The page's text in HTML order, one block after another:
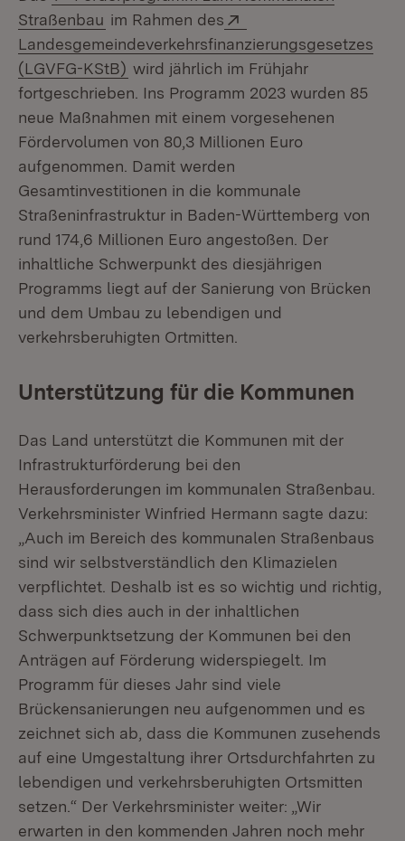
Straßenbau (Öffnet in neuem Fenster)
im Rahmen des
Landesgemeindeverkehrsfinanzierungsgesetzes
(LGVFG-KStB) (Öffnet in neuem Fenster)
wird jährlich im Frühjahr
fortgeschrieben. Ins Programm 2023 wurden 85
neue Maßnahmen mit einem vorgesehenen
Fördervolumen von 80,3 Millionen Euro
aufgenommen. Damit werden
Gesamtinvestitionen in die kommunale
Straßeninfrastruktur in Baden-Württemberg von
rund 174,6 Millionen Euro angestoßen. Der
inhaltliche Schwerpunkt des diesjährigen
Programms liegt auf der Sanierung von Brücken
und dem Umbau zu lebendigen und
verkehrsberuhigten Ortmitten.
Unterstützung für die Kommunen
Das Land unterstützt die Kommunen mit der
Infrastrukturförderung bei den
Herausforderungen im kommunalen Straßenbau.
Verkehrsminister Winfried Hermann sagte dazu:
„Auch im Bereich des kommunalen Straßenbaus
sind wir selbstverständlich den Klimazielen
verpflichtet. Deshalb ist es so wichtig und richtig,
dass sich dies auch in der inhaltlichen
Schwerpunktsetzung der Kommunen bei den
Anträgen auf Förderung widerspiegelt. Im
Programm für dieses Jahr sind viele
Brückensanierungen neu aufgenommen und es
zeichnet sich ab, dass die Kommunen zusehends
auf eine Umgestaltung ihrer Ortsdurchfahrten zu
lebendigen und verkehrsberuhigten Ortsmitten
setzen.“ Der Verkehrsminister weiter: „Wir
erwarten in den kommenden Jahren noch mehr